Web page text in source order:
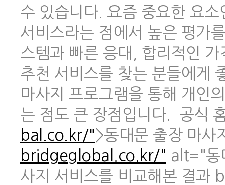
수 있습니다. 요즘 중요한 요
서비스라는 점에서 높은 평가
스템과 빠른 응대, 합리적인
추천 서비스를 찾는 분들에게
마사지 프로그램을 통해 개인
는 점도 큰 장점입니다. 공식
bal.co.kr/">동대문 출장 마
bridgeglobal.co.kr/" alt="동
사지 서비스를 비교해본 결과